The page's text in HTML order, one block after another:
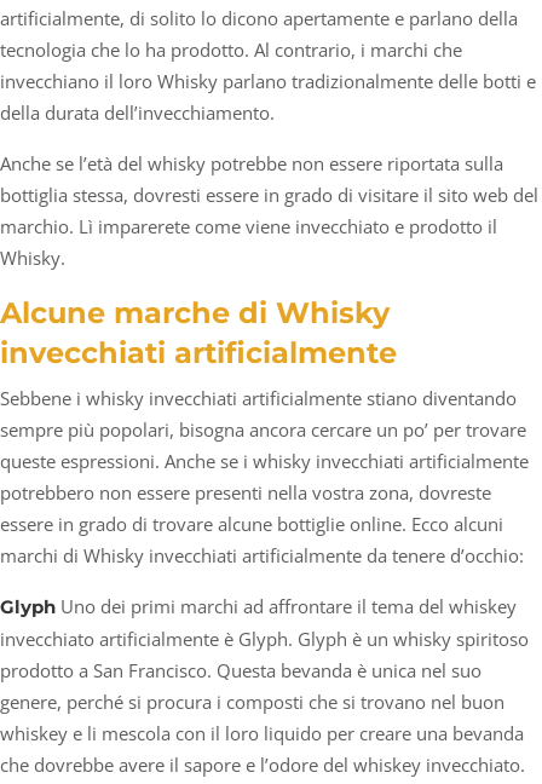
artificialmente, di solito lo dicono apertamente e parlano della
tecnologia che lo ha prodotto. Al contrario, i marchi che
invecchiano il loro Whisky parlano tradizionalmente delle botti e
della durata dell’invecchiamento.
Anche se l’età del whisky potrebbe non essere riportata sulla
bottiglia stessa, dovresti essere in grado di visitare il sito web del
marchio. Lì imparerete come viene invecchiato e prodotto il
Whisky.
Alcune marche di Whisky
invecchiati artificialmente
Sebbene i whisky invecchiati artificialmente stiano diventando
sempre più popolari, bisogna ancora cercare un po’ per trovare
queste espressioni. Anche se i whisky invecchiati artificialmente
potrebbero non essere presenti nella vostra zona, dovreste
essere in grado di trovare alcune bottiglie online. Ecco alcuni
marchi di Whisky invecchiati artificialmente da tenere d’occhio:
Glyph Uno dei primi marchi ad affrontare il tema del whiskey
invecchiato artificialmente è Glyph. Glyph è un whisky spiritoso
prodotto a San Francisco. Questa bevanda è unica nel suo
genere, perché si procura i composti che si trovano nel buon
whiskey e li mescola con il loro liquido per creare una bevanda
che dovrebbe avere il sapore e l’odore del whiskey invecchiato.